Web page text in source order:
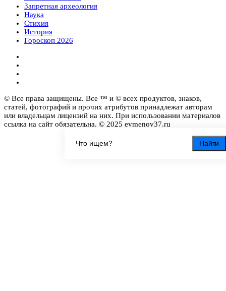
Найти
Запретная археология
Наука
Стихия
История
Гороскоп 2026
© Все права защищены. Все ™ и © всех продуктов, знаков,
статей, фотографий и прочих атрибутов принадлежат авторам
или владельцам лицензий на них. При использовании материалов
ссылка на сайт обязательна. © 2025 evmenov37.ru